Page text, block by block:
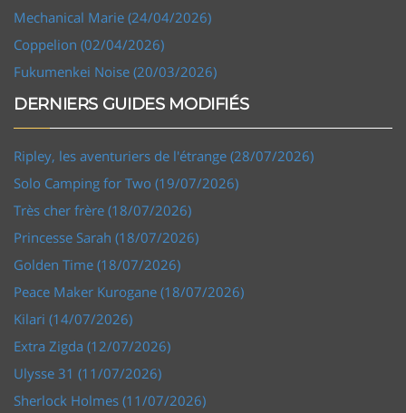
Mechanical Marie (24/04/2026)
Coppelion (02/04/2026)
Fukumenkei Noise (20/03/2026)
DERNIERS GUIDES MODIFIÉS
Ripley, les aventuriers de l'étrange (28/07/2026)
Solo Camping for Two (19/07/2026)
Très cher frère (18/07/2026)
Princesse Sarah (18/07/2026)
Golden Time (18/07/2026)
Peace Maker Kurogane (18/07/2026)
Kilari (14/07/2026)
Extra Zigda (12/07/2026)
Ulysse 31 (11/07/2026)
Sherlock Holmes (11/07/2026)